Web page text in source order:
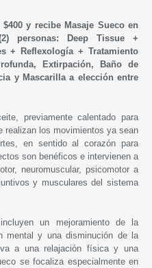
y recibe Masaje Sueco en
personas: Deep Tissue +
+ Reflexología + Tratamiento
Extirpación, Baño de
y Mascarilla a elección entre
previamente calentado para
realizan los movimientos ya sean
en sentido al corazón para
son benéficos e intervienen a
neuromuscular, psicomotor a
y musculares del sistema
un mejoramiento de la
mental y una disminución de la
a una relajación física y una
se focaliza especialmente en